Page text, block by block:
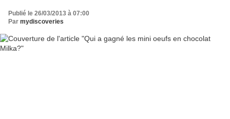
Publié le 26/03/2013 à 07:00
Par mydiscoveries